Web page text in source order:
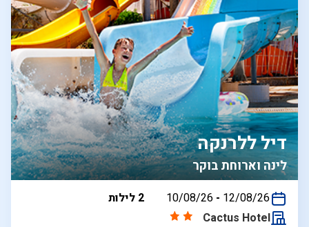
לינה וארוחת בוקר
דיל ללרנקה
בין
10/08/26 - 12/08/26
2 לילות
Cactus Hotel